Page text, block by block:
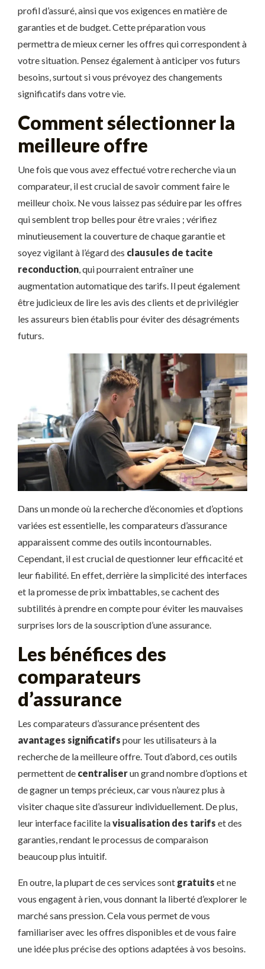
profil d’assuré, ainsi que vos exigences en matière de
garanties et de budget. Cette préparation vous
permettra de mieux cerner les offres qui correspondent à
votre situation. Pensez également à anticiper vos futurs
besoins, surtout si vous prévoyez des changements
significatifs dans votre vie.
Comment sélectionner la
meilleure offre
Une fois que vous avez effectué votre recherche via un
comparateur, il est crucial de savoir comment faire le
meilleur choix. Ne vous laissez pas séduire par les offres
qui semblent trop belles pour être vraies ; vérifiez
minutieusement la couverture de chaque garantie et
soyez vigilant à l’égard des clausules de tacite
reconduction , qui pourraient entraîner une
augmentation automatique des tarifs. Il peut également
être judicieux de lire les avis des clients et de privilégier
les assureurs bien établis pour éviter des désagréments
futurs.
Dans un monde où la recherche d’économies et d’options
variées est essentielle, les comparateurs d’assurance
apparaissent comme des outils incontournables.
Cependant, il est crucial de questionner leur efficacité et
leur fiabilité. En effet, derrière la simplicité des interfaces
et la promesse de prix imbattables, se cachent des
subtilités à prendre en compte pour éviter les mauvaises
surprises lors de la souscription d’une assurance.
Les bénéfices des
comparateurs
d’assurance
Les comparateurs d’assurance présentent des
avantages significatifs pour les utilisateurs à la
recherche de la meilleure offre. Tout d’abord, ces outils
permettent de centraliserun grand nombre d’options et
de gagner un temps précieux, car vous n’aurez plus à
visiter chaque site d’assureur individuellement. De plus,
leur interface facilite lavisualisation des tarifs et des
garanties, rendant le processus de comparaison
beaucoup plus intuitif.
En outre, la plupart de ces services sont gratuits et ne
vous engagent à rien, vous donnant la liberté d’explorer le
marché sans pression. Cela vous permet de vous
familiariser avec les offres disponibles et de vous faire
une idée plus précise des options adaptées à vos besoins.